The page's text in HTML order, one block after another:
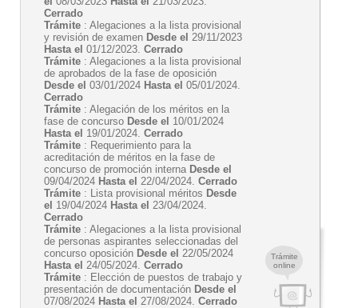
Trámite
online
Cerrado
Trámite : Alegaciones a la lista provisional
y revisión de examen Desde el 29/11/2023
Hasta el 01/12/2023. Cerrado
Trámite : Alegaciones a la lista provisional
de aprobados de la fase de oposición
Desde el 03/01/2024 Hasta el 05/01/2024.
Cerrado
Trámite : Alegación de los méritos en la
fase de concurso Desde el 10/01/2024
Hasta el 19/01/2024. Cerrado
Trámite : Requerimiento para la
acreditación de méritos en la fase de
concurso de promoción interna Desde el
09/04/2024 Hasta el 22/04/2024. Cerrado
Trámite : Lista provisional méritos Desde
el 19/04/2024 Hasta el 23/04/2024.
Cerrado
Trámite : Alegaciones a la lista provisional
de personas aspirantes seleccionadas del
concurso oposición Desde el 22/05/2024
Hasta el 24/05/2024. Cerrado
Trámite : Elección de puestos de trabajo y
presentación de documentación Desde el
07/08/2024 Hasta el 27/08/2024. Cerrado